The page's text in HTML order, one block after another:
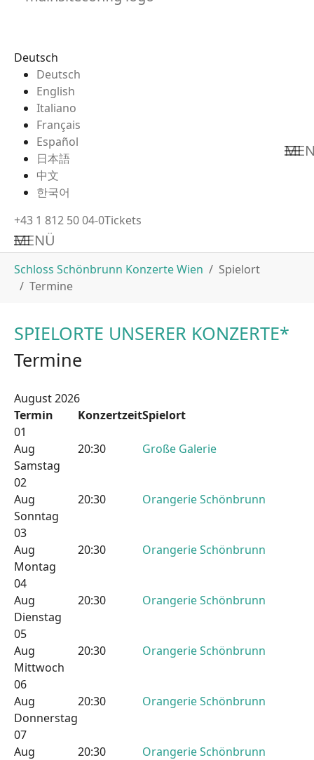
Deutsch
Deutsch
English
Italiano
Français
Español
日本語
中文
한국어
+43 1 812 50 04-0Tickets
MENÜ
Schloss Schönbrunn Konzerte Wien
Spielort
Termine
SPIELORTE UNSERER KONZERTE*
Termine
August 2026
Termin
KonzertzeitSpielort
01
Aug
Samstag
20:30 Große Galerie
02
Aug
Sonntag
20:30 Orangerie Schönbrunn
03
Aug
Montag
20:30 Orangerie Schönbrunn
04
Aug
Dienstag
20:30 Orangerie Schönbrunn
05
Aug
Mittwoch
20:30 Orangerie Schönbrunn
06
Aug
Donnerstag
20:30 Orangerie Schönbrunn
07
Aug
20:30 Orangerie Schönbrunn